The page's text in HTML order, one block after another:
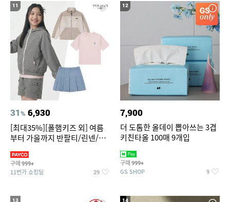
11
31% 6,930
[최대35%][폴햄키즈 외] 여름
부터 가을까지 반팔티/린넨/맨
구매 999+
11번가 쇼킹딜 29
12
7,900
더 도톰한 올데이 뽑아쓰는 3겹
키친타올 100매 9개입
구매 999+
GS SHOP 9
13 14